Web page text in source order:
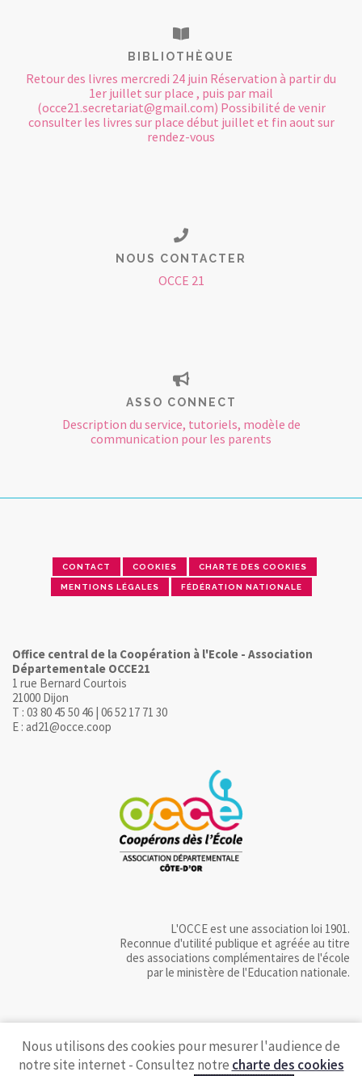
BIBLIOTHÈQUE
Retour des livres mercredi 24 juin Réservation à partir du
1er juillet sur place , puis par mail
(occe21.secretariat@gmail.com) Possibilité de venir
consulter les livres sur place début juillet et fin aout sur
rendez-vous
NOUS CONTACTER
OCCE 21
ASSO CONNECT
Description du service, tutoriels, modèle de
communication pour les parents
CONTACT COOKIES CHARTE DES COOKIES
MENTIONS LÉGALES FÉDÉRATION NATIONALE
Office central de la Coopération à l'Ecole - Association
Départementale OCCE21
1 rue Bernard Courtois
21000 Dijon
T : 03 80 45 50 46 | 06 52 17 71 30
E : ad21@occe.coop
L'OCCE est une association loi 1901.
Reconnue d'utilité publique et agréée au titre
des associations complémentaires de l'école
par le ministère de l'Education nationale.
Nous utilisons des cookies pour mesurer l'audience de
notre site internet - Consultez notre charte des cookies